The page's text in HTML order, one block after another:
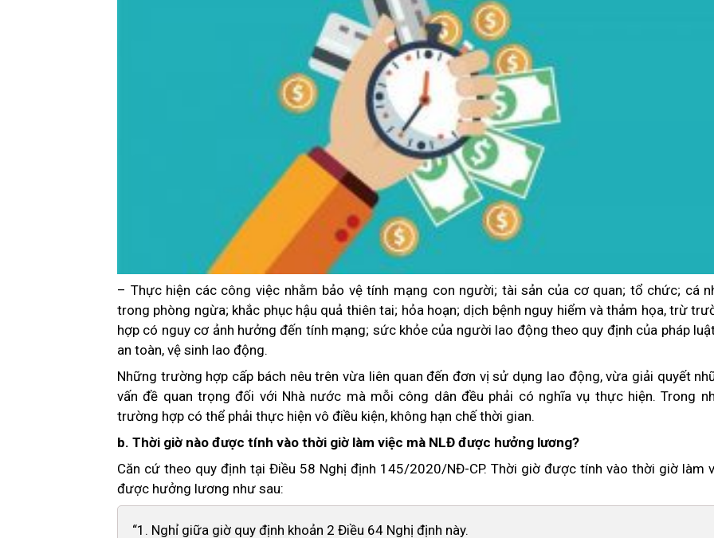
– Thực hiện các công việc nhằm bảo vệ tính mạng con người; tài sản của cơ quan; tổ chức; cá
trong phòng ngừa; khắc phục hậu quả thiên tai; hỏa hoạn; dịch bệnh nguy hiểm và thảm họa, trừ
hợp có nguy cơ ảnh hưởng đến tính mạng; sức khỏe của người lao động theo quy định của pháp
an toàn, vệ sinh lao động.
Những trường hợp cấp bách nêu trên vừa liên quan đến đơn vị sử dụng lao động, vừa giải quyết
vấn đề quan trọng đối với Nhà nước mà mỗi công dân đều phải có nghĩa vụ thực hiện. Trong
trường hợp có thể phải thực hiện vô điều kiện, không hạn chế thời gian.
b. Thời giờ nào được tính vào thời giờ làm việc mà NLĐ được hưởng lương?
Căn cứ theo quy định tại Điều 58 Nghị định 145/2020/NĐ-CP. Thời giờ được tính vào thời giờ làm
được hưởng lương như sau:
“1. Nghỉ giữa giờ quy định khoản 2 Điều 64 Nghị định này.